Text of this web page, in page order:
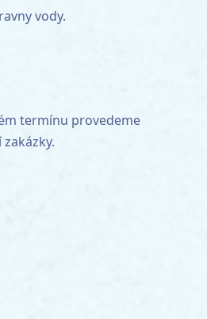
vody.
termínu provedeme
zakázky.